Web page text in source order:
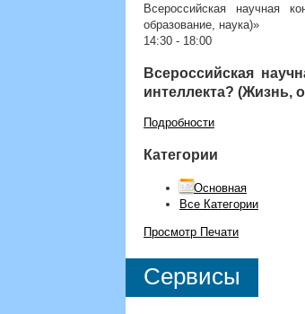
Всероссийская научная
образование, наука)»
14:30 - 18:00
Всероссийская
интеллекта? (Жизнь,
Подробности
Категории
Основная
Все Категории
Просмотр Печати
Сервисы